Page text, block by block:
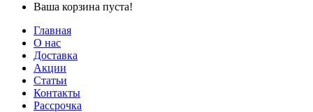
Ваша корзина пуста!
Главная
О нас
Доставка
Акции
Статьи
Контакты
Рассрочка